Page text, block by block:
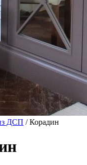
ДСП / Корадин